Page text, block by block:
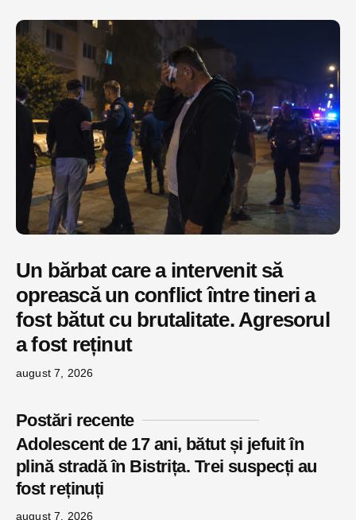
Un bărbat care a intervenit să
oprească un conflict între tineri a
fost bătut cu brutalitate. Agresorul
a fost reținut
august 7, 2026
Postări recente
Adolescent de 17 ani, bătut și jefuit în
plină stradă în Bistrița. Trei suspecți au
fost reținuți
august 7, 2026